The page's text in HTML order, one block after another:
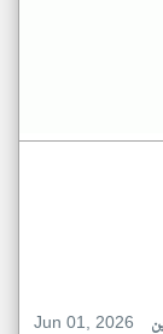
Jun 01, 2026